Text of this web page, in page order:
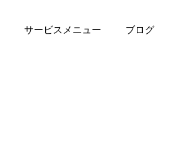
サービスメニュー ブログ